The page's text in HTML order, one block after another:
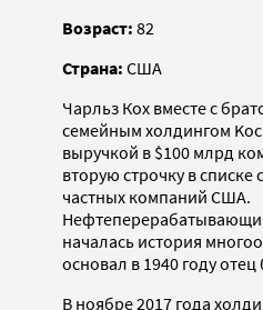
Возраст: 82
Страна: США
Чарльз Кох вместе с
семейным холдингом
выручкой в $100 млрд
вторую строчку в
частных компаний США.
началась история
основал в 1940 году отец
В ноябре 2017 года